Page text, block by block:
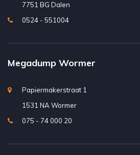
7751 BG Dalen
0524 - 551004
Megadump Wormer
Papiermakerstraat 1
1531 NA Wormer
075 - 74 000 20